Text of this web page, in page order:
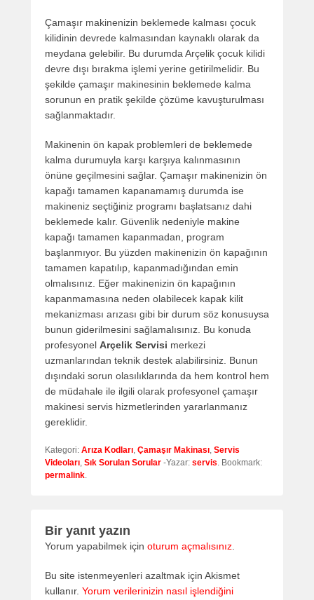
Çamaşır makinenizin beklemede kalması çocuk
kilidinin devrede kalmasından kaynaklı olarak da
meydana gelebilir. Bu durumda Arçelik çocuk kilidi
devre dışı bırakma işlemi yerine getirilmelidir. Bu
şekilde çamaşır makinesinin beklemede kalma
sorunun en pratik şekilde çözüme kavuşturulması
sağlanmaktadır.
Makinenin ön kapak problemleri de beklemede
kalma durumuyla karşı karşıya kalınmasının
önüne geçilmesini sağlar. Çamaşır makinenizin ön
kapağı tamamen kapanamamış durumda ise
makineniz seçtiğiniz programı başlatsanız dahi
beklemede kalır. Güvenlik nedeniyle makine
kapağı tamamen kapanmadan, program
başlanmıyor. Bu yüzden makinenizin ön kapağının
tamamen kapatılıp, kapanmadığından emin
olmalısınız. Eğer makinenizin ön kapağının
kapanmamasına neden olabilecek kapak kilit
mekanizması arızası gibi bir durum söz konusuysa
bunun giderilmesini sağlamalısınız. Bu konuda
profesyonel Arçelik Servisi merkezi
uzmanlarından teknik destek alabilirsiniz. Bunun
dışındaki sorun olasılıklarında da hem kontrol hem
de müdahale ile ilgili olarak profesyonel çamaşır
makinesi servis hizmetlerinden yararlanmanız
gereklidir.
Kategori: Arıza Kodları, Çamaşır Makinası, Servis
Videoları, Sık Sorulan Sorular -Yazar: servis. Bookmark:
permalink.
Bir yanıt yazın
Yorum yapabilmek için oturum açmalısınız.
Bu site istenmeyenleri azaltmak için Akismet
kullanır. Yorum verilerinizin nasıl işlendiğini